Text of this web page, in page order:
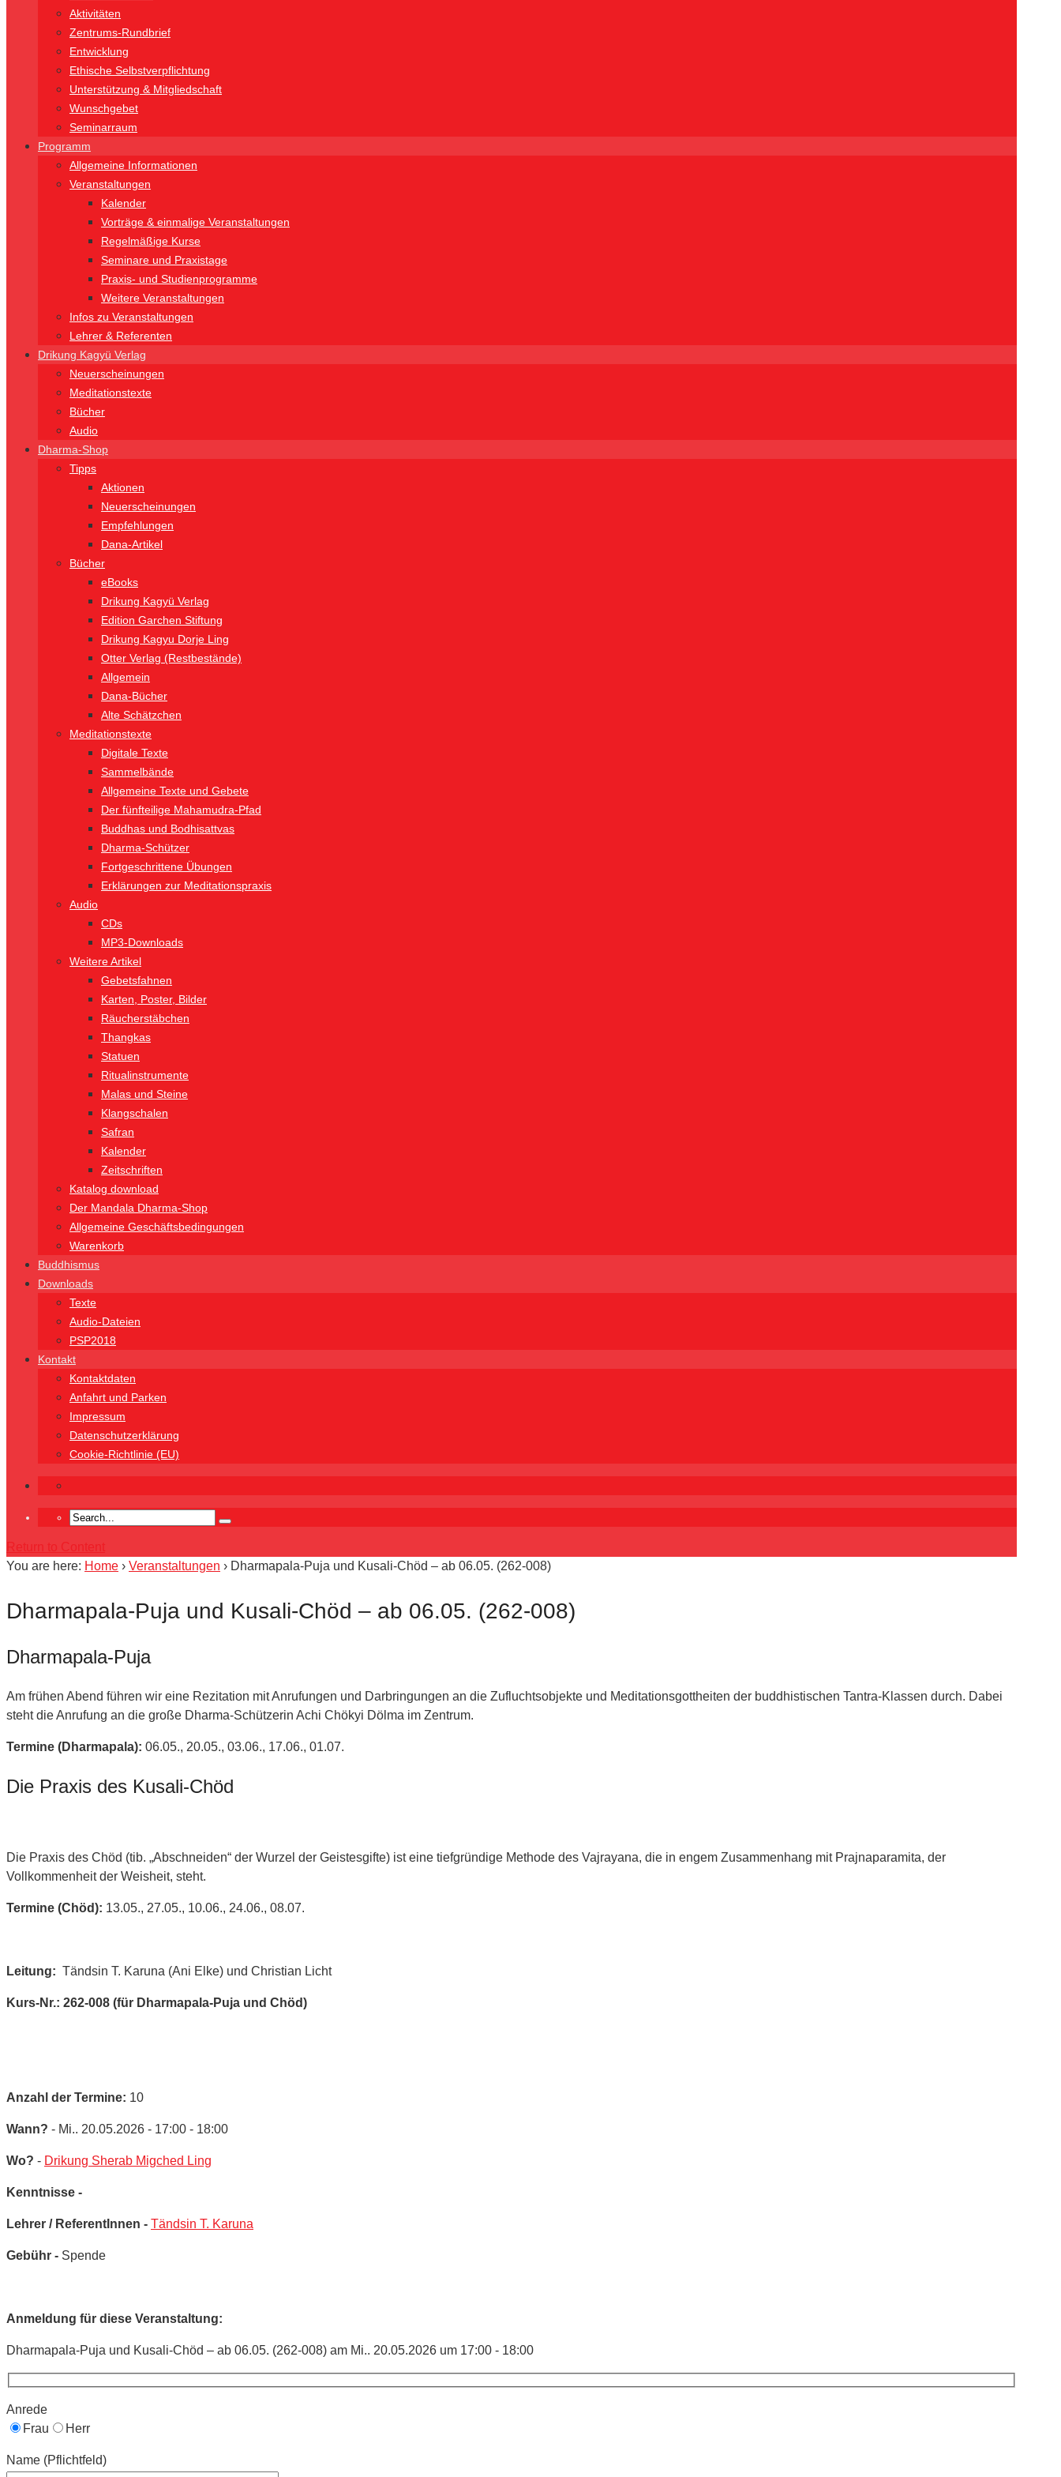
Aktivitäten
Zentrums-Rundbrief
Entwicklung
Ethische Selbstverpflichtung
Unterstützung & Mitgliedschaft
Wunschgebet
Seminarraum
Programm
Allgemeine Informationen
Veranstaltungen
Kalender
Vorträge & einmalige Veranstaltungen
Regelmäßige Kurse
Seminare und Praxistage
Praxis- und Studienprogramme
Weitere Veranstaltungen
Infos zu Veranstaltungen
Lehrer & Referenten
Drikung Kagyü Verlag
Neuerscheinungen
Meditationstexte
Bücher
Audio
Dharma-Shop
Tipps
Aktionen
Neuerscheinungen
Empfehlungen
Dana-Artikel
Bücher
eBooks
Drikung Kagyü Verlag
Edition Garchen Stiftung
Drikung Kagyu Dorje Ling
Otter Verlag (Restbestände)
Allgemein
Dana-Bücher
Alte Schätzchen
Meditationstexte
Digitale Texte
Sammelbände
Allgemeine Texte und Gebete
Der fünfteilige Mahamudra-Pfad
Buddhas und Bodhisattvas
Dharma-Schützer
Fortgeschrittene Übungen
Erklärungen zur Meditationspraxis
Audio
CDs
MP3-Downloads
Weitere Artikel
Gebetsfahnen
Karten, Poster, Bilder
Räucherstäbchen
Thangkas
Statuen
Ritualinstrumente
Malas und Steine
Klangschalen
Safran
Kalender
Zeitschriften
Katalog download
Der Mandala Dharma-Shop
Allgemeine Geschäftsbedingungen
Warenkorb
Buddhismus
Downloads
Texte
Audio-Dateien
PSP2018
Kontakt
Kontaktdaten
Anfahrt und Parken
Impressum
Datenschutzerklärung
Cookie-Richtlinie (EU)
Return to Content
You are here: Home › Veranstaltungen › Dharmapala-Puja und Kusali-Chöd – ab 06.05. (262-008)
Dharmapala-Puja und Kusali-Chöd – ab 06.05. (262-008)
Dharmapala-Puja
Am frühen Abend führen wir eine Rezitation mit Anrufungen und Darbringungen an die Zufluchtsobjekte und Meditationsgottheiten der buddhistischen Tantra-Klassen durch. Dabei
steht die Anrufung an die große Dharma-Schützerin Achi Chökyi Dölma im Zentrum.
Termine (Dharmapala): 06.05., 20.05., 03.06., 17.06., 01.07.
Die Praxis des Kusali-Chöd
Die Praxis des Chöd (tib. „Abschneiden“ der Wurzel der Geistesgifte) ist eine tiefgründige Methode des Vajrayana, die in engem Zusammenhang mit Prajnaparamita, der
Vollkommenheit der Weisheit, steht.
Termine (Chöd): 13.05., 27.05., 10.06., 24.06., 08.07.
Leitung: Tändsin T. Karuna (Ani Elke) und Christian Licht
Kurs-Nr.: 262-008 (für Dharmapala-Puja und Chöd)
Anzahl der Termine: 10
Wann? - Mi.. 20.05.2026 - 17:00 - 18:00
Wo? - Drikung Sherab Migched Ling
Kenntnisse -
Lehrer / ReferentInnen - Tändsin T. Karuna
Gebühr - Spende
Anmeldung für diese Veranstaltung:
Dharmapala-Puja und Kusali-Chöd – ab 06.05. (262-008) am Mi.. 20.05.2026 um 17:00 - 18:00
Anrede
Frau
Herr
Name (Pflichtfeld)